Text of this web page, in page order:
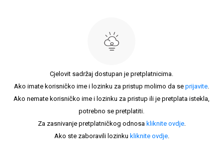
Cjelovit sadržaj dostupan je pretplatnicima.
Ako imate korisničko ime i lozinku za pristup molimo da se prijavite.
Ako nemate korisničko ime i lozinku za pristup ili je pretplata istekla,
potrebno se pretplatiti.
Za zasnivanje pretplatničkog odnosa kliknite ovdje.
Ako ste zaboravili lozinku kliknite ovdje.